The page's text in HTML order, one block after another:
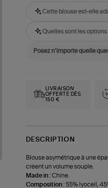
Cette blouse est-elle
Quelles sont les
LIVRAISON
OFFERTE DÈS
150 €
DESCRIPTION
Blouse asymétrique à une
créent un volume souple.
Made in :Chine.
Composition :55% lyocell,